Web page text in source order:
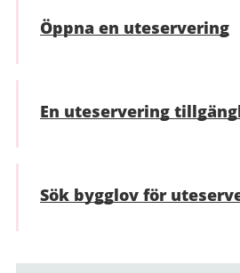
Öppna en uteservering
En uteservering
Sök bygglov för